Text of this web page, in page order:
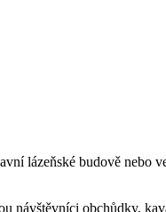
lázeňské budově nebo
návštěvníci obchůdky,